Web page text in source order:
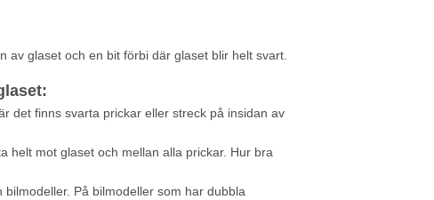
av glaset och en bit förbi där glaset blir helt svart.
det finns svarta prickar eller streck på insidan av
helt mot glaset och mellan alla prickar. Hur bra
På bilmodeller som har dubbla